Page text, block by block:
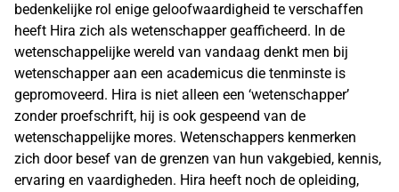
bedenkelijke rol enige geloofwaardigheid te verschaffen
heeft Hira zich als wetenschapper geafficheerd. In de
wetenschappelijke wereld van vandaag denkt men bij
wetenschapper aan een academicus die tenminste is
gepromoveerd. Hira is niet alleen een ‘wetenschapper’
zonder proefschrift, hij is ook gespeend van de
wetenschappelijke mores. Wetenschappers kenmerken
zich door besef van de grenzen van hun vakgebied, kennis,
ervaring en vaardigheden. Hira heeft noch de opleiding,